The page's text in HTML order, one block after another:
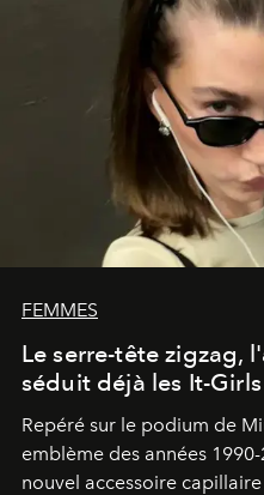
FEMMES
Le serre-tête zigzag,
séduit déjà les It-Girls
Repéré sur le podium de
emblème des années
nouvel accessoire